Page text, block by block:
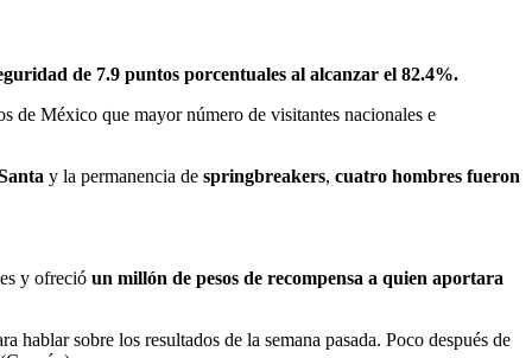
de 7.9 puntos porcentuales al alcanzar el 82.4%.
de México que mayor número de visitantes nacionales e
y la permanencia de springbreakers, cuatro hombres fueron
y ofreció un millón de pesos de recompensa a quien aportara
hablar sobre los resultados de la semana pasada. Poco después de